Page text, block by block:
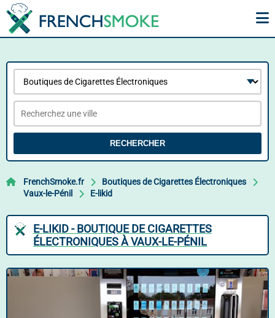
RECHERCHER
FrenchSmoke.fr
Boutiques de Cigarettes Électroniques
Vaux-le-Pénil
E-likid
E-LIKID - BOUTIQUE DE CIGARETTES
ÉLECTRONIQUES À VAUX-LE-PÉNIL